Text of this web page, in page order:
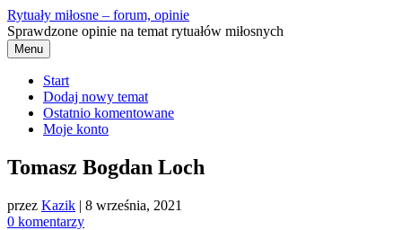
Przejdź
do
treści
Rytuały miłosne – forum, opinie
Sprawdzone opinie na temat rytuałów miłosnych
Menu
Start
Dodaj nowy temat
Ostatnio komentowane
Moje konto
Tomasz Bogdan Loch
przez Kazik | 8 września, 2021
0 komentarzy